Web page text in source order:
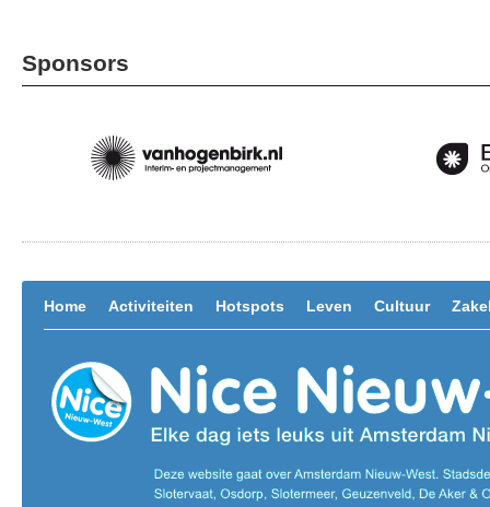
Sponsors
Home Activiteiten Hotspots Leven Cultuur